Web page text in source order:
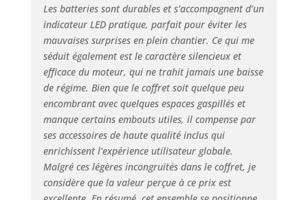
Les batteries sont durables et s’accompagnent d’un
indicateur LED pratique, parfait pour éviter les
mauvaises surprises en plein chantier. Ce qui me
séduit également est le caractère silencieux et
efficace du moteur, qui ne trahit jamais une baisse
de régime. Bien que le coffret soit quelque peu
encombrant avec quelques espaces gaspillés et
manque certains embouts utiles, il compense par
ses accessoires de haute qualité inclus qui
enrichissent l’expérience utilisateur globale.
Malgré ces légères incongruités dans le coffret, je
considère que la valeur perçue à ce prix est